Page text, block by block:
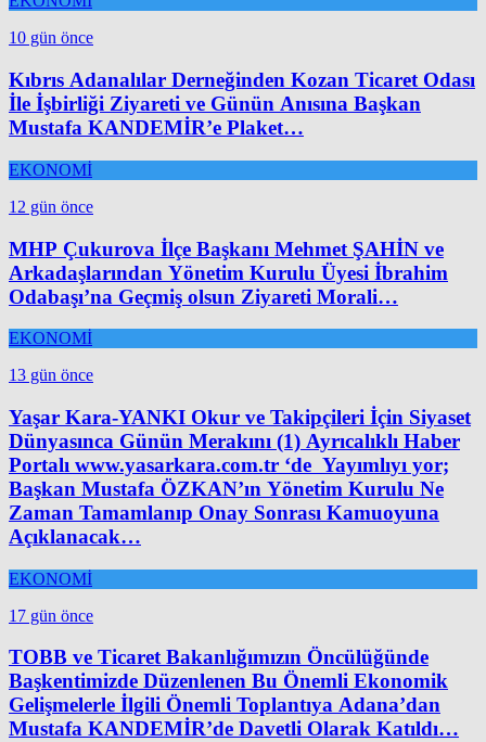
10 gün önce
Kıbrıs Adanalılar Derneğinden Kozan Ticaret Odası
İle İşbirliği Ziyareti ve Günün Anısına Başkan
Mustafa KANDEMİR’e Plaket…
EKONOMİ
12 gün önce
MHP Çukurova İlçe Başkanı Mehmet ŞAHİN ve
Arkadaşlarından Yönetim Kurulu Üyesi İbrahim
Odabaşı’na Geçmiş olsun Ziyareti Morali…
EKONOMİ
13 gün önce
Yaşar Kara-YANKI Okur ve Takipçileri İçin Siyaset
Dünyasınca Günün Merakını (1) Ayrıcalıklı Haber
Portalı www.yasarkara.com.tr ‘de Yayımlıyı yor;
Başkan Mustafa ÖZKAN’ın Yönetim Kurulu Ne
Zaman Tamamlanıp Onay Sonrası Kamuoyuna
Açıklanacak…
EKONOMİ
17 gün önce
TOBB ve Ticaret Bakanlığımızın Öncülüğünde
Başkentimizde Düzenlenen Bu Önemli Ekonomik
Gelişmelerle İlgili Önemli Toplantıya Adana’dan
Mustafa KANDEMİR’de Davetli Olarak Katıldı…